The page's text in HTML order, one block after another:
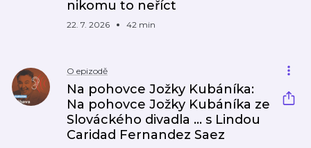
nikomu to neříct
22. 7. 2026 42 min
O epizodě
Na pohovce Jožky Kubáníka:
Na pohovce Jožky Kubáníka ze
Slováckého divadla ... s Lindou
Caridad Fernandez Saez